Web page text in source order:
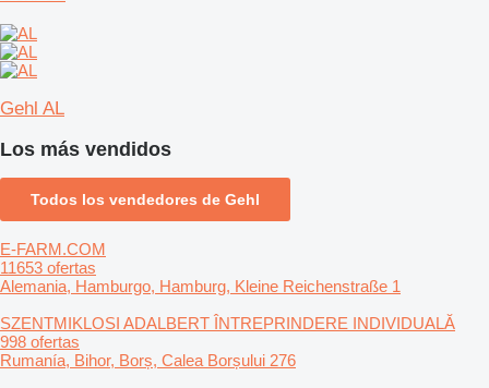
Gehl AL
Los más vendidos
Todos los vendedores de Gehl
E-FARM.COM
11653 ofertas
Alemania, Hamburgo, Hamburg, Kleine Reichenstraße 1
SZENTMIKLOSI ADALBERT ÎNTREPRINDERE INDIVIDUALĂ
998 ofertas
Rumanía, Bihor, Borș, Calea Borșului 276